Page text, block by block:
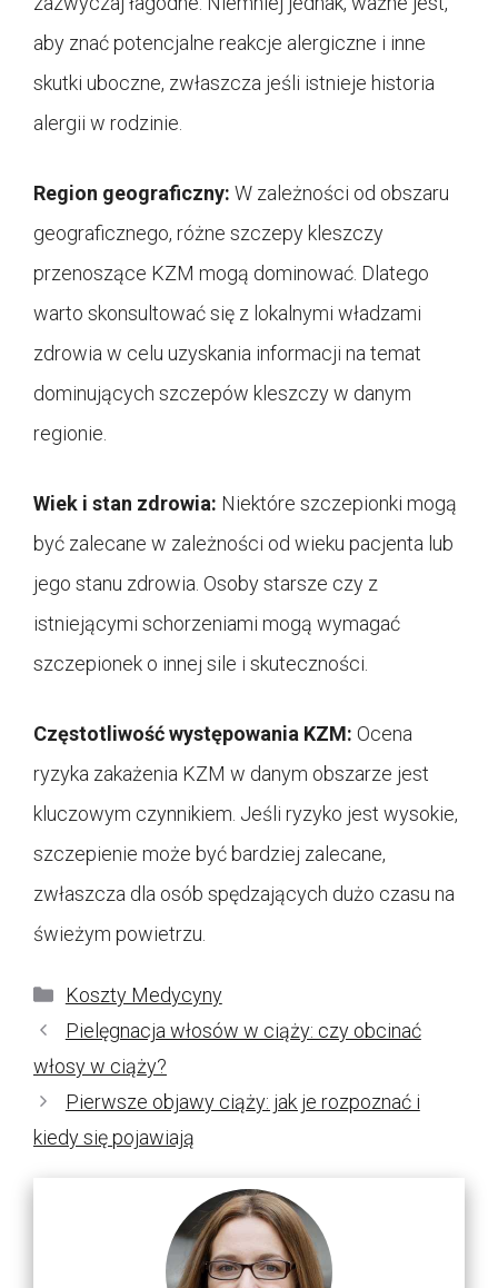
aby znać potencjalne reakcje alergiczne i inne
skutki uboczne, zwłaszcza jeśli istnieje historia
alergii w rodzinie.
Region geograficzny: W zależności od obszaru
geograficznego, różne szczepy kleszczy
przenoszące KZM mogą dominować. Dlatego
warto skonsultować się z lokalnymi władzami
zdrowia w celu uzyskania informacji na temat
dominujących szczepów kleszczy w danym
regionie.
Wiek i stan zdrowia: Niektóre szczepionki mogą
być zalecane w zależności od wieku pacjenta lub
jego stanu zdrowia. Osoby starsze czy z
istniejącymi schorzeniami mogą wymagać
szczepionek o innej sile i skuteczności.
Częstotliwość występowania KZM: Ocena
ryzyka zakażenia KZM w danym obszarze jest
kluczowym czynnikiem. Jeśli ryzyko jest wysokie,
szczepienie może być bardziej zalecane,
zwłaszcza dla osób spędzających dużo czasu na
świeżym powietrzu.
Kategorie
Koszty Medycyny
Pielęgnacja włosów w ciąży: czy obcinać
włosy w ciąży?
Pierwsze objawy ciąży: jak je rozpoznać i
kiedy się pojawiają